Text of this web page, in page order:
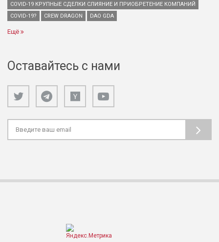
COVID-19 КРУПНЫЕ СДЕЛКИ СЛИЯНИЕ И ПРИОБРЕТЕНИЕ КОМПАНИЙ
COVID-19?
CREW DRAGON DAO GDA
Ещё
Оставайтесь с нами